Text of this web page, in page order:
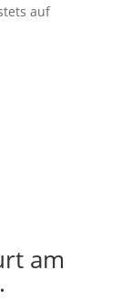
auf
am